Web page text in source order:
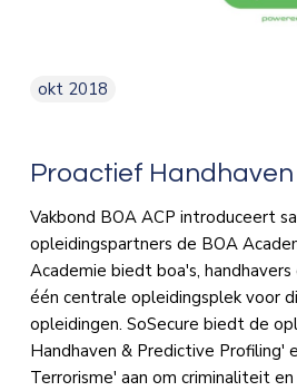
okt 2018
Proactief Handhaven
Vakbond BOA ACP introduceert
opleidingspartners de BOA
Academie biedt boa's,
één centrale opleidingsplek voor
opleidingen. SoSecure biedt de
Handhaven & Predictive Profiling'
Terrorisme' aan om criminaliteit